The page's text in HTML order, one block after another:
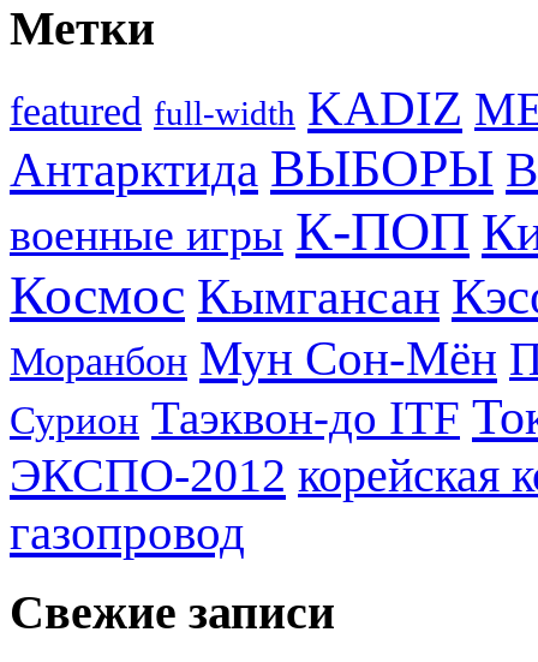
Метки
featured full-width KADIZ
Антарктида ВЫБОРЫ
военные игры К-ПОП
Космос Кымгансан
Моранбон Мун Сон-Мён
Сурион Таэквон-до ITF
ЭКСПО-2012 корейская
газопровод
Свежие записи